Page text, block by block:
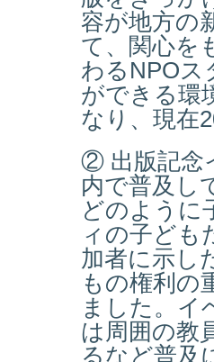
容が地方の
て、関心を
わるNPOス
ができる環
なり、現在
② 出版記念
内で普及し
どのように
ィの子ども
加者に示し
もの権利の
ました。イ
は周囲の教
るなど普及